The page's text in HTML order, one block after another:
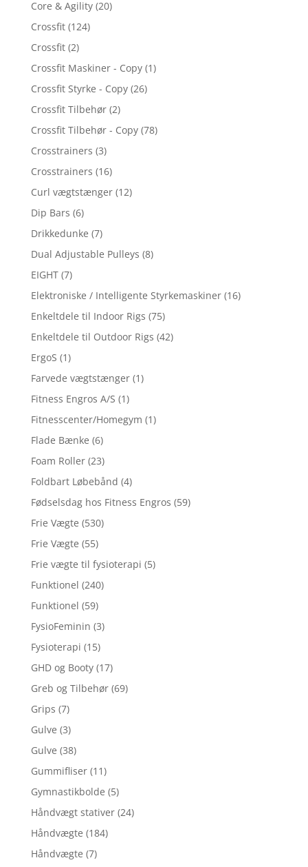
Core & Agility (20)
Crossfit (124)
Crossfit (2)
Crossfit Maskiner - Copy (1)
Crossfit Styrke - Copy (26)
Crossfit Tilbehør (2)
Crossfit Tilbehør - Copy (78)
Crosstrainers (3)
Crosstrainers (16)
Curl vægtstænger (12)
Dip Bars (6)
Drikkedunke (7)
Dual Adjustable Pulleys (8)
EIGHT (7)
Elektroniske / Intelligente Styrkemaskiner (16)
Enkeltdele til Indoor Rigs (75)
Enkeltdele til Outdoor Rigs (42)
ErgoS (1)
Farvede vægtstænger (1)
Fitness Engros A/S (1)
Fitnesscenter/Homegym (1)
Flade Bænke (6)
Foam Roller (23)
Foldbart Løbebånd (4)
Fødselsdag hos Fitness Engros (59)
Frie Vægte (530)
Frie Vægte (55)
Frie vægte til fysioterapi (5)
Funktionel (240)
Funktionel (59)
FysioFeminin (3)
Fysioterapi (15)
GHD og Booty (17)
Greb og Tilbehør (69)
Grips (7)
Gulve (3)
Gulve (38)
Gummifliser (11)
Gymnastikbolde (5)
Håndvægt stativer (24)
Håndvægte (184)
Håndvægte (7)